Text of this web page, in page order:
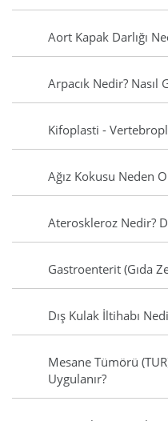
Aort Kapak Darlığı
Arpacık Nedir? Nasıl
Kifoplasti -
Ağız Kokusu Neden
Ateroskleroz Nedir?
Gastroenterit (Gıda
Dış Kulak İltihabı
Mesane Tümörü
Uygulanır?